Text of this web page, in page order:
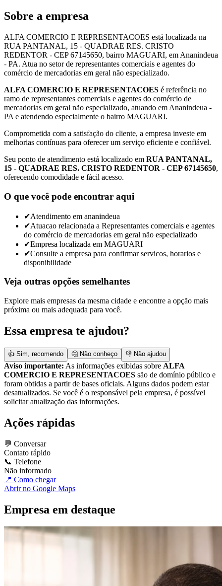
Sobre a empresa
ALFA COMERCIO E REPRESENTACOES está localizada na
RUA PANTANAL, 15 - QUADRAE RES. CRISTO
REDENTOR - CEP 67145650, bairro MAGUARI, em Ananindeua
- PA. Atua no setor de representantes comerciais e agentes do
comércio de mercadorias em geral não especializado.
ALFA COMERCIO E REPRESENTACOES é referência no
ramo de representantes comerciais e agentes do comércio de
mercadorias em geral não especializado, atuando em Ananindeua -
PA e atendendo especialmente o bairro MAGUARI.
Comprometida com a satisfação do cliente, a empresa investe em
melhorias contínuas para oferecer um serviço eficiente e confiável.
Seu ponto de atendimento está localizado em RUA PANTANAL,
15 - QUADRAE RES. CRISTO REDENTOR - CEP 67145650,
oferecendo comodidade e fácil acesso.
O que você pode encontrar aqui
✔Atendimento em ananindeua
✔Atuacao relacionada a Representantes comerciais e agentes
do comércio de mercadorias em geral não especializado
✔Empresa localizada em MAGUARI
✔Consulte a empresa para confirmar servicos, horarios e
disponibilidade
Veja outras opções semelhantes
Explore mais empresas da mesma cidade e encontre a opção mais
próxima ou mais adequada para você.
Essa empresa te ajudou?
👍 Sim, recomendo 🤔 Não conheço 👎 Não ajudou
Aviso importante: As informações exibidas sobre ALFA
COMERCIO E REPRESENTACOES são de domínio público e
foram obtidas a partir de bases oficiais. Alguns dados podem estar
desatualizados. Se você é o responsável pela empresa, é possível
solicitar atualização das informações.
Ações rápidas
💬 Conversar
Contato rápido
📞 Telefone
Não informado
📍 Como chegar
Abrir no Google Maps
Empresa em destaque